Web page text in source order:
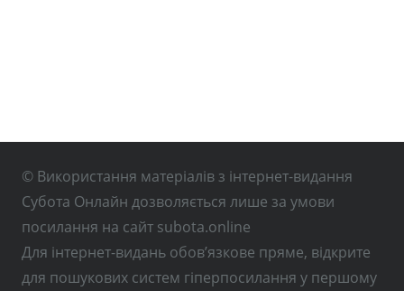
© Використання матеріалів з інтернет-видання
Субота Онлайн дозволяється лише за умови
посилання на сайт subota.online
Для інтернет-видань обов’язкове пряме, відкрите
для пошукових систем гіперпосилання у першому